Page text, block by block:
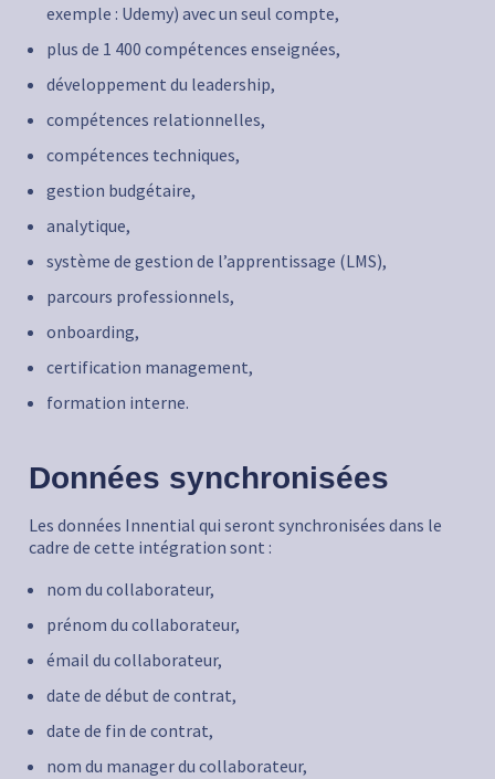
exemple : Udemy) avec un seul compte,
plus de 1 400 compétences enseignées,
développement du leadership,
compétences relationnelles,
compétences techniques,
gestion budgétaire,
analytique,
système de gestion de l’apprentissage (LMS),
parcours professionnels,
onboarding,
certification management,
formation interne.
Données synchronisées
Les données Innential qui seront synchronisées dans le
cadre de cette intégration sont :
nom du collaborateur,
prénom du collaborateur,
émail du collaborateur,
date de début de contrat,
date de fin de contrat,
nom du manager du collaborateur,